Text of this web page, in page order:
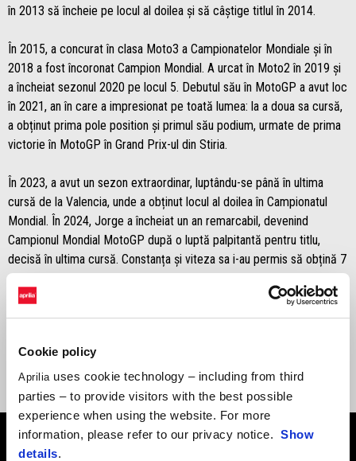
Cookie policy
Aprilia uses cookie technology – including from third
parties – to provide visitors with the best possible
experience when using the website. For more
information, please refer to our privacy notice. Show
details.
în 2013 să încheie pe locul al doilea și să câștige titlul în 2014.
În 2015, a concurat în clasa Moto3 a Campionatelor Mondiale și în
2018 a fost încoronat Campion Mondial. A urcat în Moto2 în 2019 și
a încheiat sezonul 2020 pe locul 5. Debutul său în MotoGP a avut loc
în 2021, an în care a impresionat pe toată lumea: la a doua sa cursă,
a obținut prima pole position și primul său podium, urmate de prima
victorie în MotoGP în Grand Prix-ul din Stiria.
În 2023, a avut un sezon extraordinar, luptându-se până în ultima
cursă de la Valencia, unde a obținut locul al doilea în Campionatul
Mondial. În 2024, Jorge a încheiat un an remarcabil, devenind
Campionul Mondial MotoGP după o luptă palpitantă pentru titlu,
decisă în ultima cursă. Constanța și viteza sa i-au permis să obțină 7
victorii în sprinturi, 3 în cursele lungi, 22 de podiumuri și 7 pole
position.
parte a echipei oficiale Aprilia Racing MotoGP.